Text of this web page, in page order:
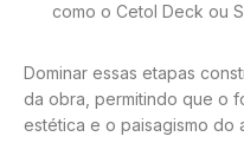
como o Cetol Deck ou
Dominar essas etapas
da obra, permitindo que o
estética e o paisagismo do